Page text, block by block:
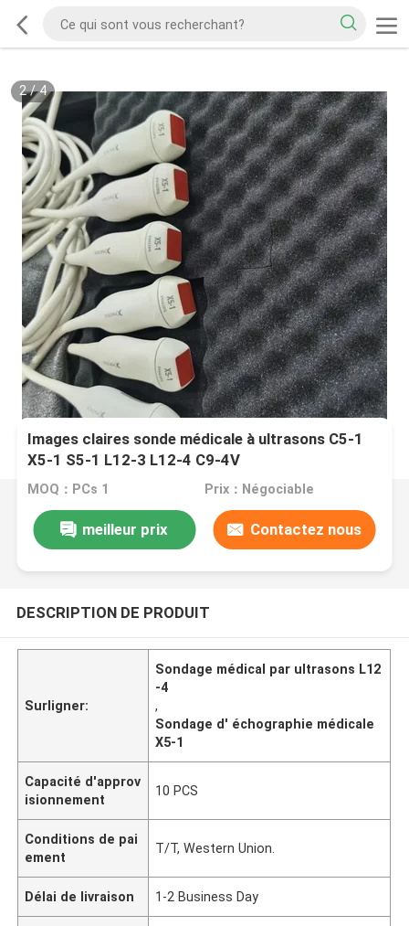
2/4
Images claires sonde médicale à ultrasons C5-1
X5-1 S5-1 L12-3 L12-4 C9-4V
MOQ：PCs 1 Prix：Négociable
meilleur prix Contactez nous
DESCRIPTION DE PRODUIT
Surligner:
Sondage médical par ultrasons L12
-4
,
Sondage d' échographie médicale
X5-1
Capacité d'approv
isionnement
10 PCS
Conditions de pai
ement
T/T, Western Union.
Délai de livraison 1-2 Business Day